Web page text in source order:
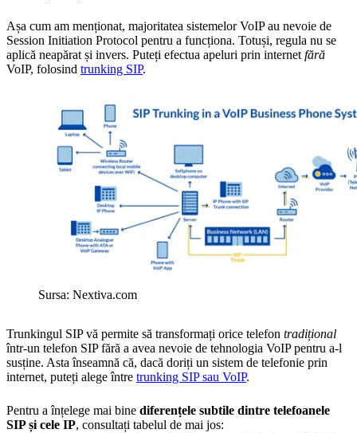
Așa cum am menționat, majoritatea sistemelor VoIP au nevoie de
Session Initiation Protocol pentru a funcționa. Totuși, regula nu se
aplică neapărat și invers. Puteți efectua apeluri prin internet fără
VoIP, folosind trunking SIP.
Sursa: Nextiva.com
Trunkingul SIP vă permite să transformați orice telefon tradițional
într-un telefon SIP fără a avea nevoie de tehnologia VoIP pentru a-l
susține. Asta înseamnă că, dacă doriți un sistem de telefonie prin
internet, puteți alege între trunking SIP sau VoIP.
Pentru a înțelege mai bine diferențele subtile dintre telefoanele
SIP și cele IP, consultați tabelul de mai jos: